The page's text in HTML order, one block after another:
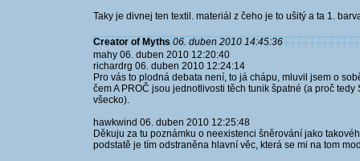
Taky je divnej ten textil. materiál z čeho je to ušitý a ta 1.
Creator of Myths 06. duben 2010 14:45:36
mahy 06. duben 2010 12:20:40
richardrg 06. duben 2010 12:24:14
Pro vás to plodná debata není, to já chápu, mluvil jsem o
čem A PROČ jsou jednotlivosti těch tunik špatné (a proč
všecko).
hawkwind 06. duben 2010 12:25:48
Děkuju za tu poznámku o neexistenci šněrování jako
podstatě je tím odstraněna hlavní věc, která se mi na tom